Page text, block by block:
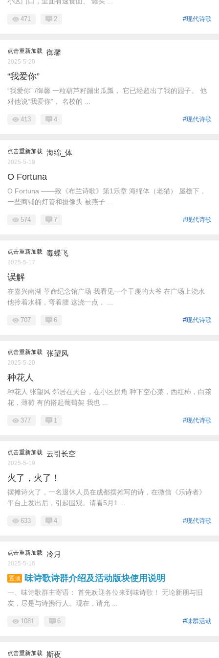
#现代诗歌
471 2
点击重新加载 御馨
2025-5-20
“我爱你”
“我爱你” /御馨 一粒葫芦籽蹦出瓜瓢， 它已经超出了我的园子。 他
对他说“我爱你”， 名校的 ...
#现代诗歌
413 4
点击重新加载 海绵_体
2025-5-19
O Fortuna
O Fortuna ——致《布兰诗歌》第1乐章 海绵体（老猫） 屋檐下，
一些商铺的灯管和摄像头 被燕子 ...
#现代诗歌
574 7
点击重新加载 毒蝶飞
2025-5-17
误解
在嘉兴南湖 革命纪念馆广场 我看见一个干瘦的大爷 在广场上浇水
他拎着水桶，弯着腰 这浇一点， ...
#现代诗歌
707 6
点击重新加载 张望风
2025-5-20
种花人
种花人 张望风 邻居在天台，在小区拐角 种下空心菜，西红柿，白茶
花，薄荷 有的搭起葡萄架 我也 ...
#现代诗歌
377 1
点击重新加载 云引长空
2025-5-19
火了，火了！
摆摊诗火了，一名退休人员在成都摆摊写的诗，在微信《乐诗者》
平台上发出后，引起围观。请看5月1 ...
#现代诗歌
633 4
点击重新加载 冷月
2025-5-16
置顶 味诗歌诗群介绍及活动版块使用说明
一、味诗歌群主寄语： 首先欢迎各位来到味诗歌！ 无论新朋与旧
友，尽是与诗携行人。现在，请允 ...
#味群活动
1081 6
点击重新加载 斯夜